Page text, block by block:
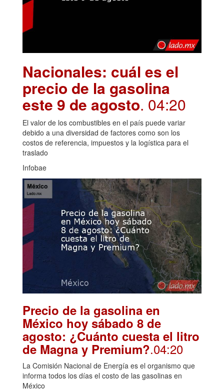
Nacionales: cuál es el
precio de la gasolina
este 9 de agosto. 04:20
El valor de los combustibles en el país puede variar
debido a una diversidad de factores como son los
costos de referencia, impuestos y la logística para el
traslado
Infobae
Precio de la gasolina en
México hoy sábado 8 de
agosto: ¿Cuánto cuesta el litro
de Magna y Premium?.04:20
La Comisión Nacional de Energía es el organismo que
informa todos los días el costo de las gasolinas en
México